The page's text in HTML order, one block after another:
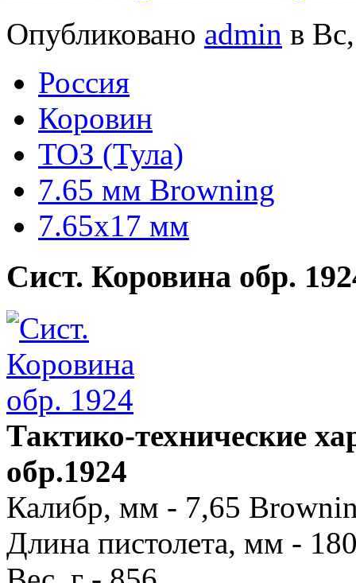
Опубликовано admin в
Росcия
Коровин
ТОЗ (Тула)
7.65 мм Browning
7.65x17 мм
Сист. Коровина обр.
Тактико-технические
обр.1924
Калибр, мм - 7,65
Длина пистолета, мм -